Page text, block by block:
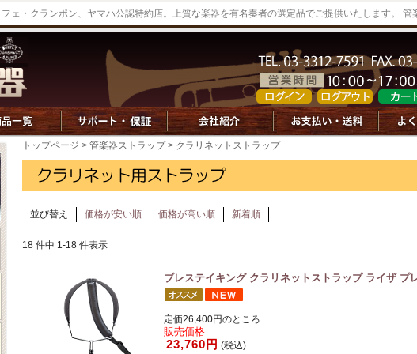
ェ・クランポン、ヤマハ公認特約店。上質な楽器を有名奏者の選定品でご提供いたします。 管
トップページ > 管楽器ストラップ> クラリネットストラップ
並び替え 価格が安い順 価格が高い順 新着順
18 件中 1-18 件表示
ブレステイキング クラリネットストラップ ライザ プ
定価26,400円のところ
販売価格
23,760円 (税込)